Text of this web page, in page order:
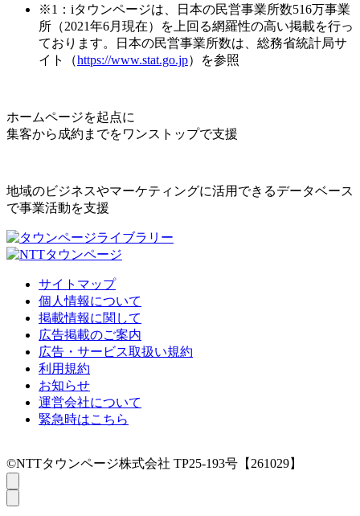
※1：iタウンページは、日本の民営事業所数516万事業
所（2021年6月現在）を上回る網羅性の高い掲載を行っ
ております。日本の民営事業所数は、総務省統計局サ
イト（https://www.stat.go.jp）を参照
ホームページを起点に
集客から成約までをワンストップで支援
地域のビジネスやマーケティングに活用できるデータベース
で事業活動を支援
サイトマップ
個人情報について
掲載情報に関して
広告掲載のご案内
広告・サービス取扱い規約
利用規約
お知らせ
運営会社について
緊急時はこちら
©NTTタウンページ株式会社 TP25-193号【261029】